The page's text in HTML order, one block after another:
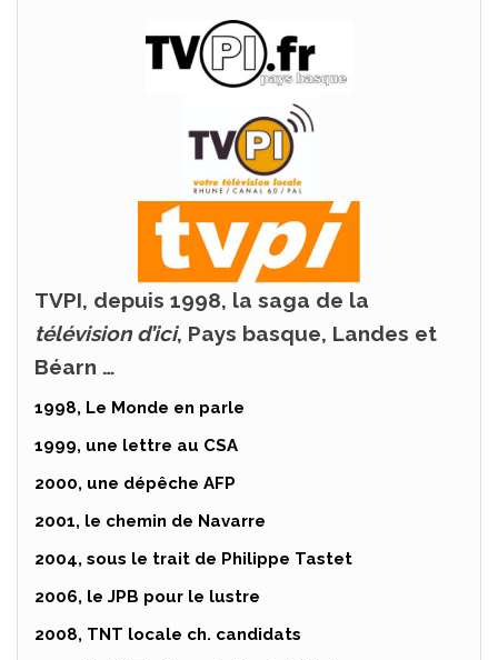
TVPI, depuis 1998, la saga de la
télévision d’ici, Pays basque, Landes et
Béarn …
1998, Le Monde en parle
1999, une lettre au CSA
2000, une dépêche AFP
2001, le chemin de Navarre
2004, sous le trait de Philippe Tastet
2006, le JPB pour le lustre
2008, TNT locale ch. candidats